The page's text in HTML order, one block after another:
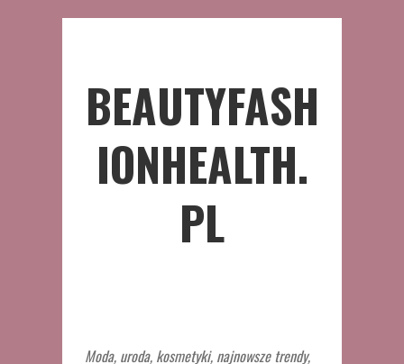
BEAUTYFASH
IONHEALTH.
PL
Moda, uroda, kosmetyki, najnowsze trendy,